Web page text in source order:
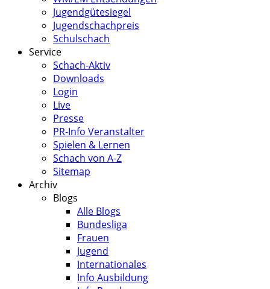
Jugendgütesiegel
Jugendschachpreis
Schulschach
Service
Schach-Aktiv
Downloads
Login
Live
Presse
PR-Info Veranstalter
Spielen & Lernen
Schach von A-Z
Sitemap
Archiv
Blogs
Alle Blogs
Bundesliga
Frauen
Jugend
Internationales
Info Ausbildung